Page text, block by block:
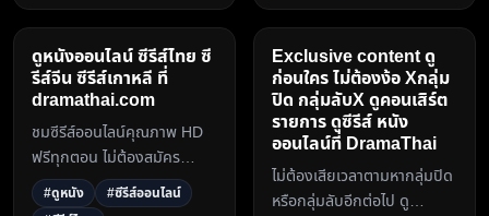
ดูหนังออนไลน์ ซีรีส์ไทย ซี
รีส์จีน ซีรีส์เกาหลี ที่
dramathai.com
ชมซีรีส์ออนไลน์คุณภาพ HD
ฟรีทุกตอน ไม่ต้องสมัคร
สมาชิก อัปเดตเร็ว ดูได้ทั้งซีรีส์
ไทย ซีรีส์จีน ซีรีส์เกาหลี และ
#ดูหนัง
#ซีรีส์ออนไลน์
Exclusive content ดู
ก่อนใคร ไม่ต้องง้อ Xกลุ่ม
ปิด กลุ่มลับX ดูคอนเสิร์ต
รายการ ดูซีรีส์ หนัง
ออนไลน์ที่ DramaThai
ไม่ต้องเสียเวลาตามหากลุ่มปิด
หรือกลุ่มลับอีกต่อไป ดู